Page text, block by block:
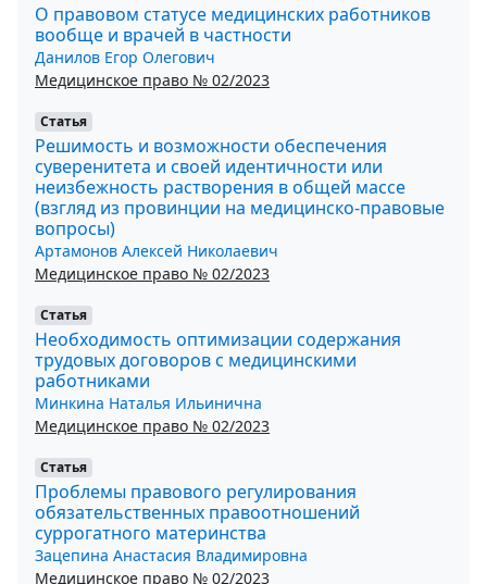
О правовом статусе медицинских работников
вообще и врачей в частности
Данилов Егор Олегович
Медицинское право № 02/2023
Статья
Решимость и возможности обеспечения
суверенитета и своей идентичности или
неизбежность растворения в общей массе
(взгляд из провинции на медицинско-правовые
вопросы)
Артамонов Алексей Николаевич
Медицинское право № 02/2023
Статья
Необходимость оптимизации содержания
трудовых договоров с медицинскими
работниками
Минкина Наталья Ильинична
Медицинское право № 02/2023
Статья
Проблемы правового регулирования
обязательственных правоотношений
суррогатного материнства
Зацепина Анастасия Владимировна
Медицинское право № 02/2023